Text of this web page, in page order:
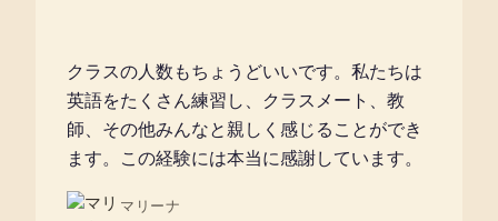
クラスの人数もちょうどいいです。私たちは
英語をたくさん練習し、クラスメート、教
師、その他みんなと親しく感じることができ
ます。この経験には本当に感謝しています。
マリーナ